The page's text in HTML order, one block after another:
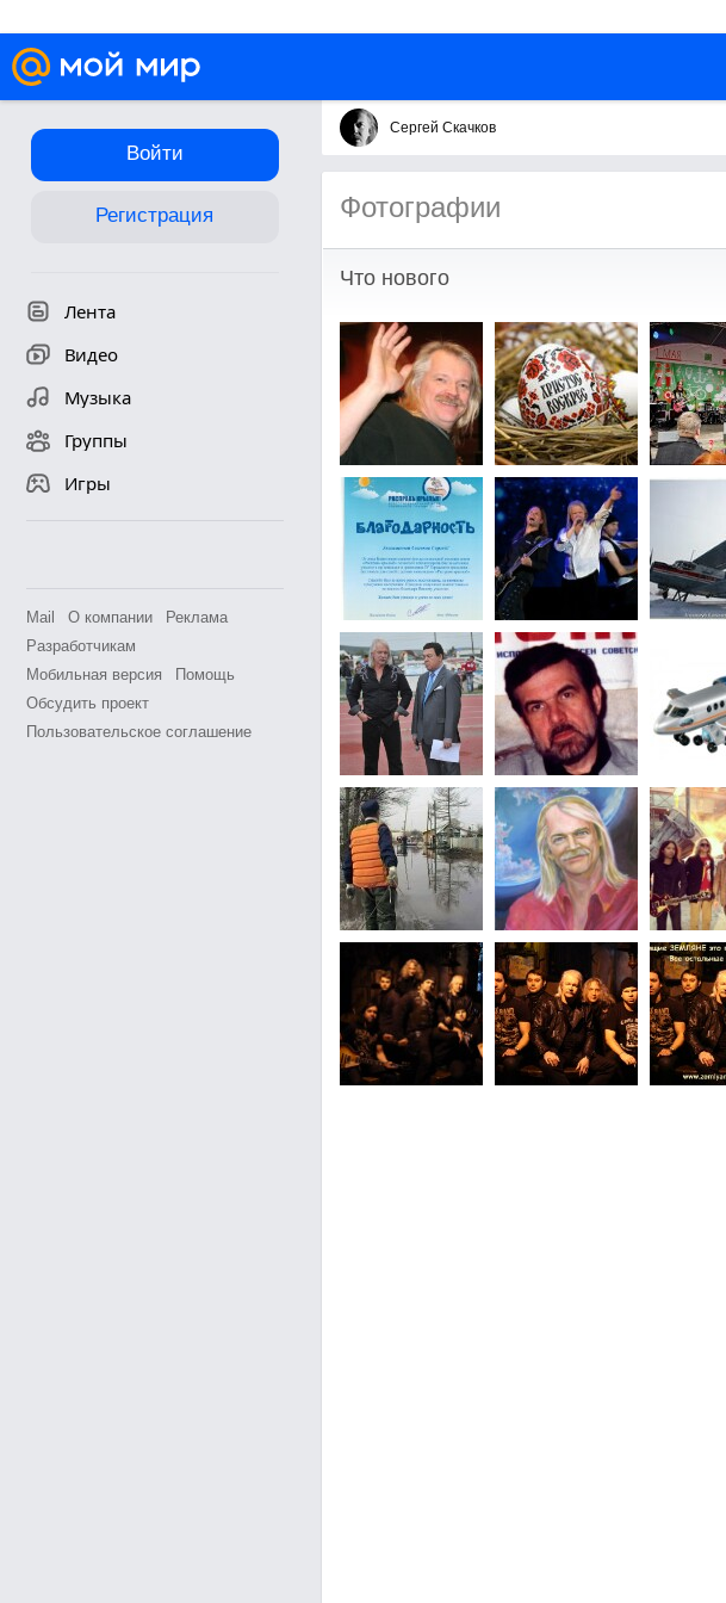
Войти
Регистрация
Лента
Видео
Музыка
Группы
Игры
Mail О компании
Реклама
Разработчикам
Мобильная версия
Помощь
Обсудить проект
Пользовательское соглашение
Сергей Скачков
Фотографии
Что нового